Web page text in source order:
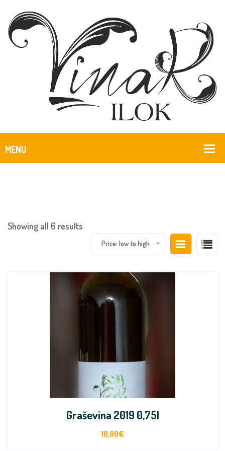
Showing all 6 results
Price: low to high
Graševina 2019 0,75l
10,00€